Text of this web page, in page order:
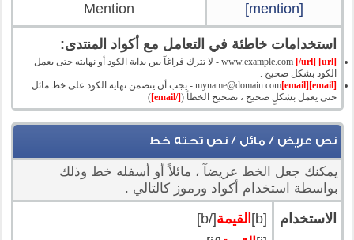
[mention]
Mention
استخدامات خاطئة في التعامل مع أكواد المنتدى:
[url]
[/url]
- لا تترك فراغآ بين بداية الكود أو نهايته حتى يعمل
الكود بشكل صحيح .
[email]
myname@domain.com[email]
- يجب أن يتضمن نهاية الكود على خط مائل
حتى يعمل بشكلٍ صحيح ، تصحيح الخطأ ([/email]
)
نص عريض / مائل / نص تحته خط
يمكنك جعل الخط عريضآ ، مائلاً أو أسفله خط وذلك
بواسطة استخدام أكواد ورموز كالتالي .
الاستخدام [b] القيمة[/b]